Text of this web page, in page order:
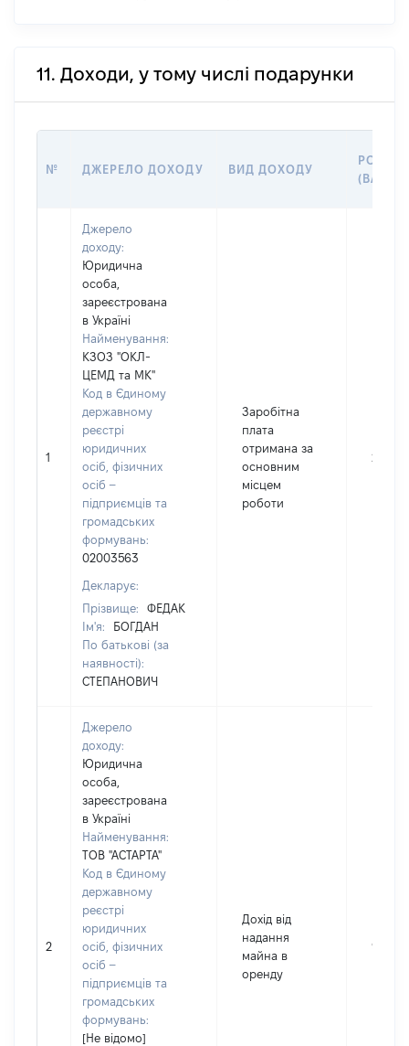
11. Доходи, у тому числі подарунки
№ ДЖЕРЕЛО ДОХОДУ ВИД ДОХОДУ
РОЗМІР
1
Джерело
доходу:
Юридична
особа,
зареєстрована
в Україні
Найменування:
КЗОЗ "ОКЛ-
ЦЕМД та МК"
Код в Єдиному
державному
реєстрі
юридичних
осіб, фізичних
осіб –
підприємців та
громадських
формувань:
02003563
Декларує:
Прізвище:
ФЕДАК
Ім'я:
БОГДАН
По батькові (за
наявності):
СТЕПАНОВИЧ
Заробітна
плата
отримана за
основним
місцем
роботи
237421
2
Джерело
доходу:
Юридична
особа,
зареєстрована
в Україні
Найменування:
ТОВ "АСТАРТА"
Код в Єдиному
державному
реєстрі
юридичних
осіб, фізичних
осіб –
підприємців та
громадських
формувань:
[Не відомо]
Дохід від
надання
майна в
оренду
96000